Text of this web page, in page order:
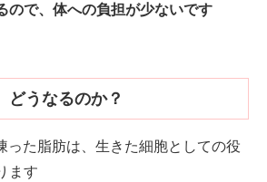
ので、体への負担が少ないです
どうなるのか？
った脂肪は、生きた細胞としての役
ます